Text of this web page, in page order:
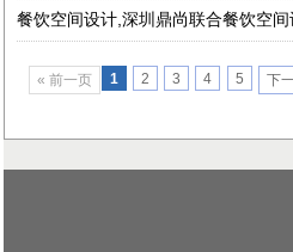
餐饮空间设计,深圳鼎尚联合餐饮空
« 前一页 1 2 3 4 5 下